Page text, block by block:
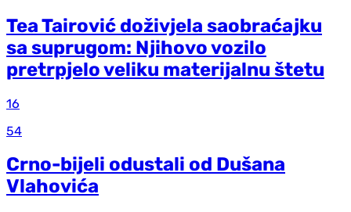
Tea Tairović doživjela saobraćajku
sa suprugom: Njihovo vozilo
pretrpjelo veliku materijalnu štetu
16
54
Crno-bijeli odustali od Dušana
Vlahovića